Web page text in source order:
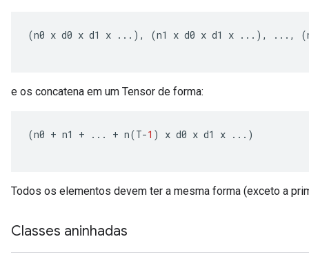
(n0 x d0 x d1 x ...), (n1 x d0 x d1 x ...), ..., (
e os concatena em um Tensor de forma:
(n0 + n1 + ... + n(T-1 ) x d0 x d1 x ...)
Todos os elementos devem ter a mesma forma (exceto a
Classes aninhadas